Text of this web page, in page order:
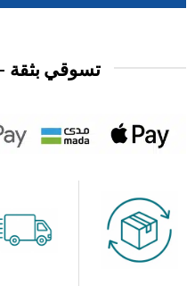
تسوقي بثقة